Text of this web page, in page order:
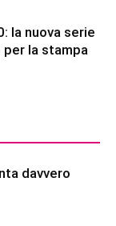
la nuova serie
la stampa
davvero